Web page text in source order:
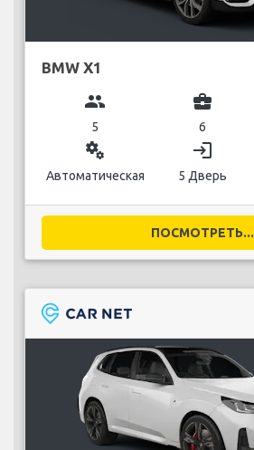
BMW X1
group
5
business_center
6
miscellaneous_services
Автоматическая
login
5 Дверь
ПОСМОТРЕТЬ...